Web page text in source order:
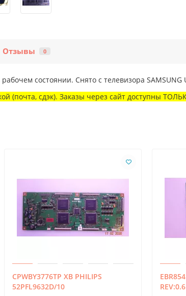
Отзывы 0
состоянии. Снято с телевизора SAMSUNG
(почта, сдэк). Заказы через сайт доступны
CPWBY3776TP XB PHILIPS
52PFL9632D/10